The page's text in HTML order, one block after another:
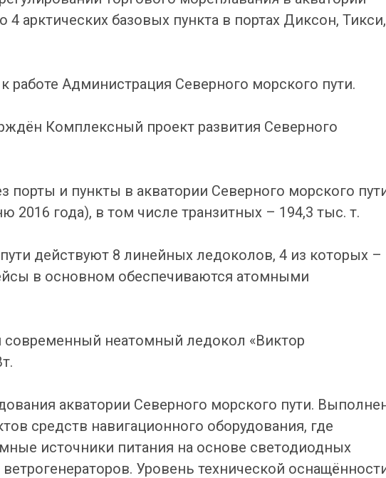
арктических базовых пункта в портах Диксон, Тикси,
работе Администрация Северного морского пути.
Комплексный проект развития Северного
порты и пункты в акватории Северного морского
2016 года), в том числе транзитных – 194,3 тыс. т.
действуют 8 линейных ледоколов, 4 из которых –
в основном обеспечиваются атомными
современный неатомный ледокол «Виктор
акватории Северного морского пути.
средств навигационного оборудования, где
источники питания на основе светодиодных
Уровень технической